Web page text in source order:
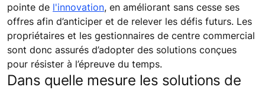
pointe de l'innovation, en améliorant sans cesse ses
offres afin d’anticiper et de relever les défis futurs. Les
propriétaires et les gestionnaires de centre commercial
sont donc assurés d’adopter des solutions conçues
pour résister à l’épreuve du temps.
Dans quelle mesure les solutions de